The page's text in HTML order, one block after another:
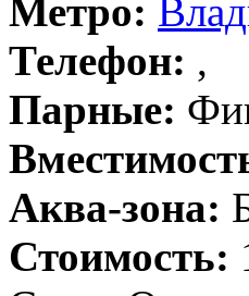
Метро:
Телефон: ,
Парные:
Аква-зона:
Стоимость: